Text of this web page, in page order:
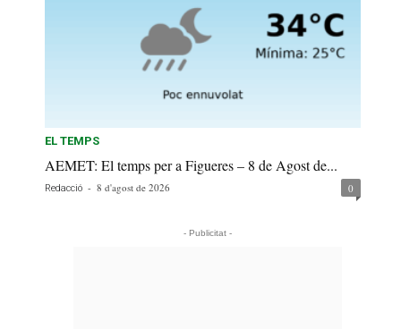
EL TEMPS
AEMET: El temps per a Figueres – 8 de Agost de...
Redacció - 8 d'agost de 2026 0
- Publicitat -